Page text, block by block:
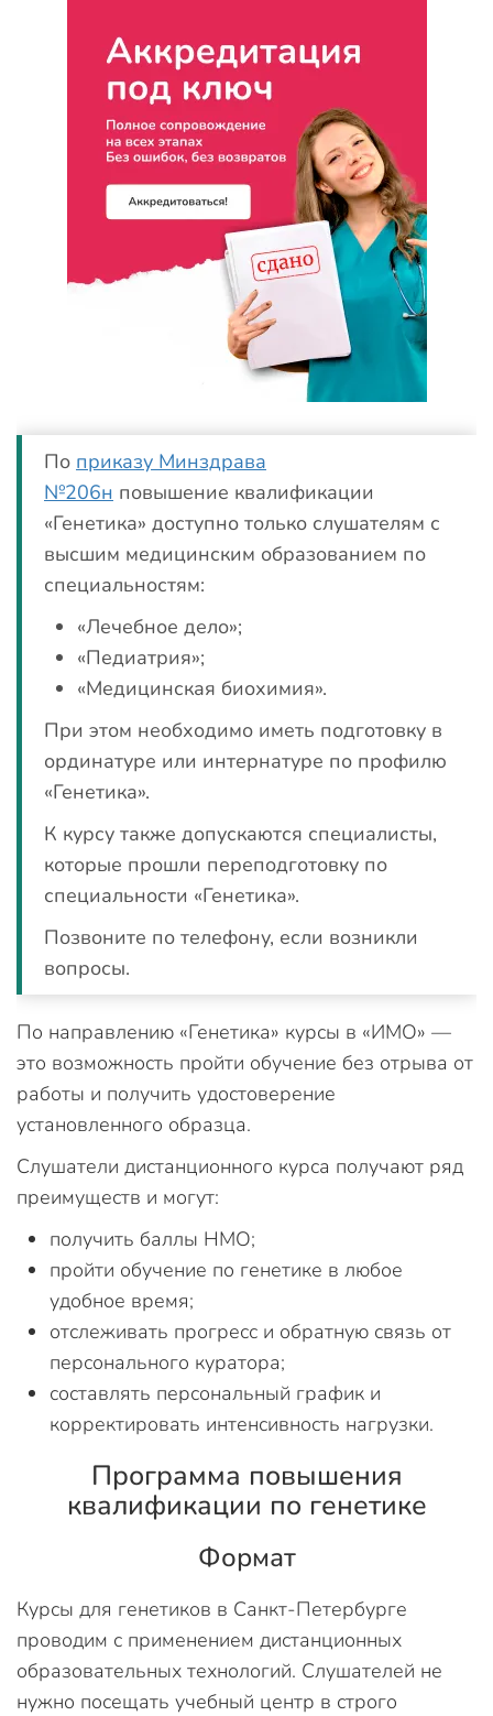
По приказу Минздрава
№206н повышение квалификации
«Генетика» доступно только слушателям с
высшим медицинским образованием по
специальностям:
«Лечебное дело»;
«Педиатрия»;
«Медицинская биохимия».
При этом необходимо иметь подготовку в
ординатуре или интернатуре по профилю
«Генетика».
К курсу также допускаются специалисты,
которые прошли переподготовку по
специальности «Генетика».
Позвоните по телефону, если возникли
вопросы.
По направлению «Генетика» курсы в «ИМО» —
это возможность пройти обучение без отрыва от
работы и получить удостоверение
установленного образца.
Слушатели дистанционного курса получают ряд
преимуществ и могут:
получить баллы НМО;
пройти обучение по генетике в любое
удобное время;
отслеживать прогресс и обратную связь от
персонального куратора;
составлять персональный график и
корректировать интенсивность нагрузки.
Программа повышения
квалификации по генетике
Формат
Курсы для генетиков в Санкт-Петербурге
проводим с применением дистанционных
образовательных технологий. Слушателей не
нужно посещать учебный центр в строго